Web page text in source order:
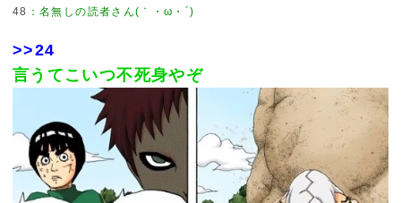
48
>>24
言うてこいつ不死身やぞ